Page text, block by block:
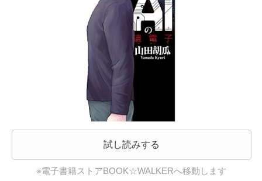
試し読みする
※電子書籍ストアBOOK☆WALKERへ移動します